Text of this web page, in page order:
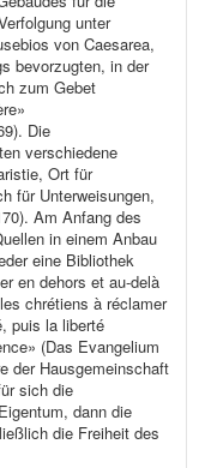
unter
von Caesarea,
bevorzugten, in der
zum Gebet
Die
verschiedene
Ort für
für Unterweisungen,
Am Anfang des
in einem Anbau
eine Bibliothek
en dehors et au-delà
chrétiens à réclamer
puis la liberté
(Das Evangelium
der Hausgemeinschaft
sich die
dann die
die Freiheit des